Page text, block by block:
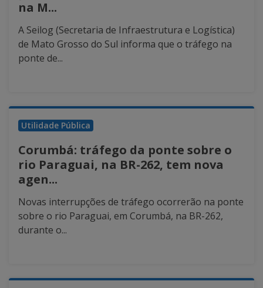
na M...
A Seilog (Secretaria de Infraestrutura e Logística)
de Mato Grosso do Sul informa que o tráfego na
ponte de...
Utilidade Pública
Corumbá: tráfego da ponte sobre o
rio Paraguai, na BR-262, tem nova
agen...
Novas interrupções de tráfego ocorrerão na ponte
sobre o rio Paraguai, em Corumbá, na BR-262,
durante o...